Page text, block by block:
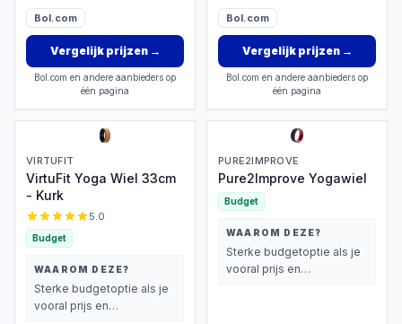
Bol.com
Vergelijk prijzen→
Bol.com en andere aanbieders op
één pagina
Bol.com
Vergelijk prijzen→
Bol.com en andere aanbieders op
één pagina
VIRTUFIT
VirtuFit Yoga Wiel 33cm
- Kurk
5.0
Budget
WAAROM DEZE?
Sterke budgetoptie als je
vooral prijs en
PURE2IMPROVE
Pure2Improve Yogawiel
Budget
WAAROM DEZE?
Sterke budgetoptie als je
vooral prijs en